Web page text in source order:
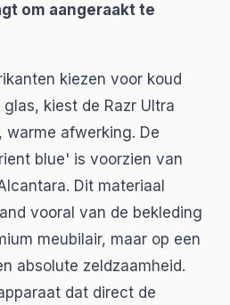
om aangeraakt te
kiezen voor koud
kiest de Razr Ultra
warme afwerking. De
blue' is voorzien van
Dit materiaal
vooral van de bekleding
meubilair, maar op een
absolute zeldzaamheid.
dat direct de